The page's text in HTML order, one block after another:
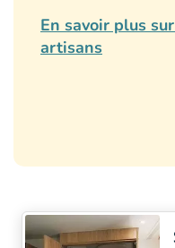
En savoir plus
artisans